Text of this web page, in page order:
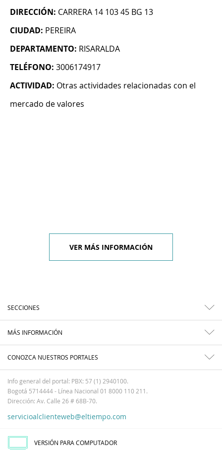
DIRECCIÓN: CARRERA 14 103 45 BG 13
CIUDAD: PEREIRA
DEPARTAMENTO: RISARALDA
TELÉFONO: 3006174917
ACTIVIDAD: Otras actividades relacionadas con el
mercado de valores
VER MÁS INFORMACIÓN
SECCIONES
MÁS INFORMACIÓN
CONOZCA NUESTROS PORTALES
Info general del portal: PBX: 57 (1) 2940100.
Bogotá 5714444 - Línea Nacional 01 8000 110 211.
Dirección: Av. Calle 26 # 68B-70.
servicioalclienteweb@eltiempo.com
VERSIÓN PARA COMPUTADOR